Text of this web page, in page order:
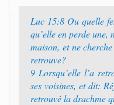
Luc 15:8 Ou quelle
qu’elle en perde une,
maison, et ne
retrouve?
9 Lorsqu’elle l’a
ses voisines, et dit:
retrouvé la drachme